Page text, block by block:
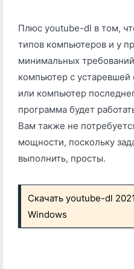
Плюс youtube-dl в том,
типов компьютеров и у
минимальных
компьютер с
или компьютер
программа будет
Вам также не
мощности, поскольку
выполнить, просты.
Скачать youtube-dl
Windows